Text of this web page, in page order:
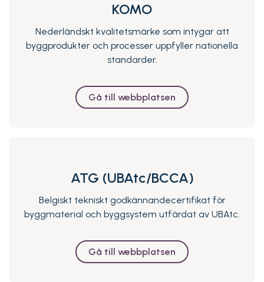
KOMO
Nederländskt kvalitetsmärke som intygar att
byggprodukter och processer uppfyller nationella
standarder.
Gå till webbplatsen
ATG (UBAtc/BCCA)
Belgiskt tekniskt godkännandecertifikat för
byggmaterial och byggsystem utfärdat av UBAtc.
Gå till webbplatsen